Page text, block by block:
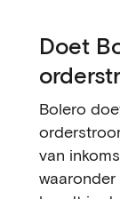
Doet
Bolero
van
waaronder